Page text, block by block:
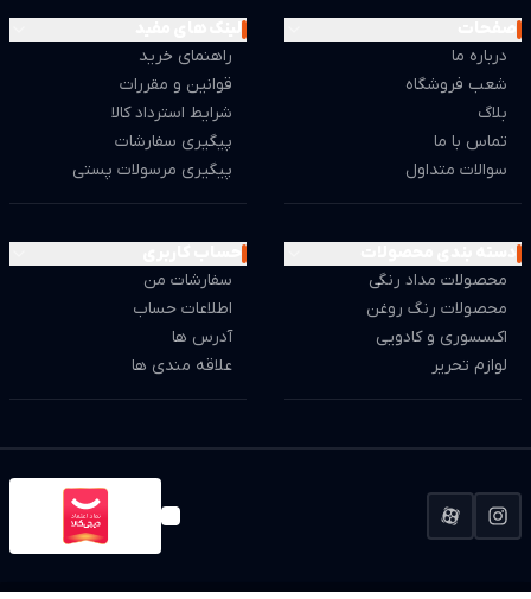
درباره ما
شعب فروشگاه
بلاگ
تماس با ما
سوالات متداول
راهنمای خرید
قوانین و مقررات
شرایط استرداد کالا
پیگیری سفارشات
پیگیری مرسولات پستی
محصولات مداد رنگی
محصولات رنگ روغن
اکسسوری و کادویی
لوازم تحریر
سفارشات من
اطلاعات حساب
آدرس ها
علاقه مندی ها